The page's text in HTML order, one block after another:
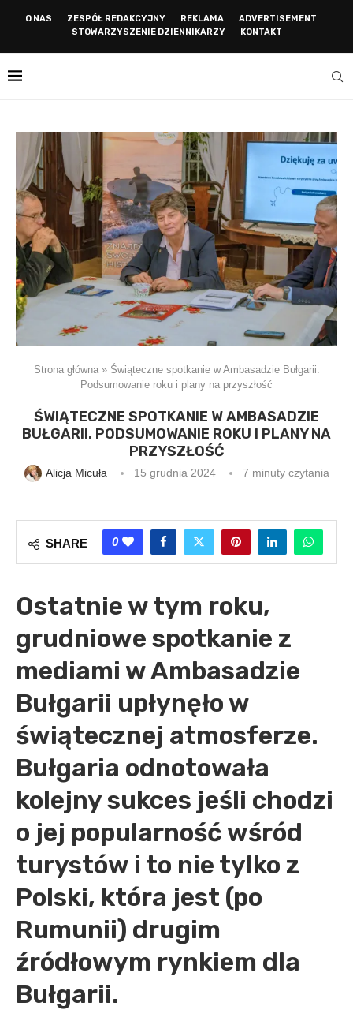
O NAS ZESPÓŁ REDAKCYJNY REKLAMA
ADVERTISEMENT
STOWARZYSZENIE DZIENNIKARZY
KONTAKT
Strona główna» Świąteczne spotkanie w Ambasadzie Bułgarii.
Podsumowanie roku i plany na przyszłość
ŚWIĄTECZNE SPOTKANIE W AMBASADZIE
BUŁGARII. PODSUMOWANIE ROKU I PLANY NA
PRZYSZŁOŚĆ
Alicja Micuła 15 grudnia 2024 7 minuty czytania
SHARE 0
Ostatnie w tym roku,
grudniowe spotkanie z
mediami w Ambasadzie
Bułgarii upłynęło w
świątecznej atmosferze.
Bułgaria odnotowała
kolejny sukces jeśli chodzi
o jej popularność wśród
turystów i to nie tylko z
Polski, która jest (po
Rumunii) drugim
źródłowym rynkiem dla
Bułgarii.